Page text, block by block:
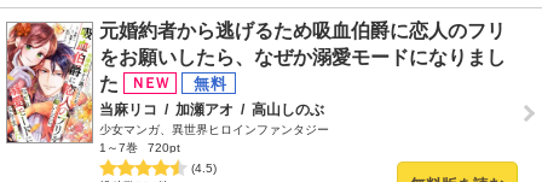
元婚約者から逃げるため吸血伯爵に恋人のフリ
をお願いしたら、なぜか溺愛モードになりまし
た
当麻リコ / 加瀬アオ / 高山しのぶ
少女マンガ、異世界ヒロインファンタジー
1～7巻
720pt
(4.5)